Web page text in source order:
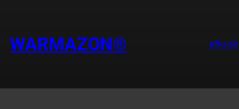
contenido
WARMAZON® eBook